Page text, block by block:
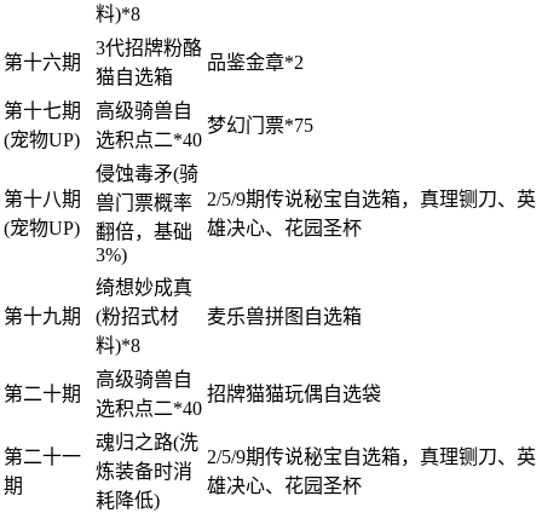
料)*8
第十六期
3代招牌粉酪
猫自选箱
品鉴金章*2
第十七期
(宠物UP)
高级骑兽自
选积点二*40
梦幻门票*75
第十八期
(宠物UP)
侵蚀毒矛(骑
兽门票概率
翻倍，基础
3%)
2/5/9期传说秘宝自选箱，真理铡刀、英
雄决心、花园圣杯
第十九期
绮想妙成真
(粉招式材
料)*8
麦乐兽拼图自选箱
第二十期
高级骑兽自
选积点二*40
招牌猫猫玩偶自选袋
第二十一
期
魂归之路(洗
炼装备时消
耗降低)
2/5/9期传说秘宝自选箱，真理铡刀、英
雄决心、花园圣杯